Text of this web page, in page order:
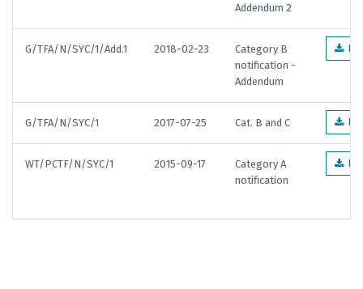
Addendum 2
G/TFA/N/SYC/1/Add.1 2018-02-23
Category B
notification -
Addendum
G/TFA/N/SYC/1 2017-07-25 Cat. B and C
WT/PCTF/N/SYC/1 2015-09-17
Category A
notification